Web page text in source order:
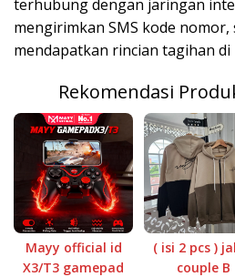
terhubung dengan jaringan
mengirimkan SMS kode
mendapatkan rincian tagihan
Rekomendasi
Mayy official id
X3/T3 gamepad
( isi 2 pcs )
couple B